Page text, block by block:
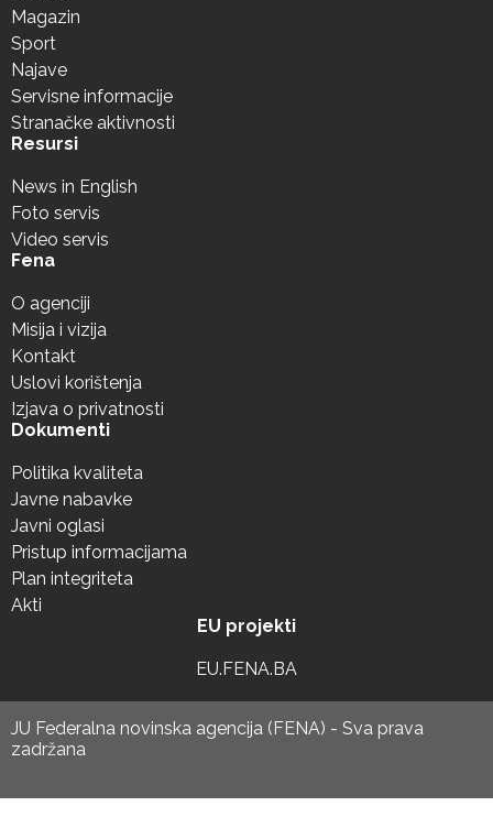
Magazin
Sport
Najave
Servisne informacije
Stranačke aktivnosti
Resursi
News in English
Foto servis
Video servis
Fena
O agenciji
Misija i vizija
Kontakt
Uslovi korištenja
Izjava o privatnosti
Dokumenti
Politika kvaliteta
Javne nabavke
Javni oglasi
Pristup informacijama
Plan integriteta
Akti
EU projekti
EU.FENA.BA
JU Federalna novinska agencija (FENA) - Sva prava
zadržana